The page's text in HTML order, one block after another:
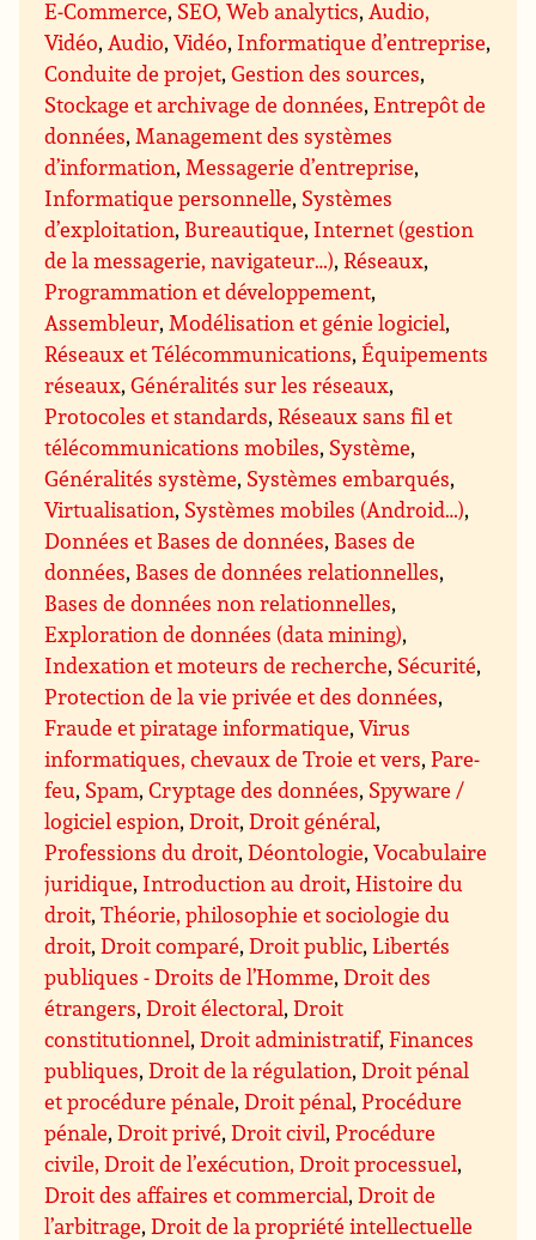
E-Commerce, SEO, Web analytics, Audio,
Vidéo, Audio,Vidéo, Informatique d’entreprise,
Conduite de projet,Gestion des sources,
Stockage et archivage de données,Entrepôt de
données, Management des systèmes
d’information, Messagerie d’entreprise,
Informatique personnelle, Systèmes
d’exploitation, Bureautique, Internet (gestion
de la messagerie, navigateur…),Réseaux,
Programmation et développement,
Assembleur, Modélisation et génie logiciel,
Réseaux et Télécommunications,Équipements
réseaux,Généralités sur les réseaux,
Protocoles et standards,Réseaux sans fil et
télécommunications mobiles, Système,
Généralités système, Systèmes embarqués,
Virtualisation, Systèmes mobiles (Android…),
Données et Bases de données, Bases de
données, Bases de données relationnelles,
Bases de données non relationnelles,
Exploration de données (data mining),
Indexation et moteurs de recherche, Sécurité,
Protection de la vie privée et des données,
Fraude et piratage informatique,Virus
informatiques, chevaux de Troie et vers,Pare-
feu, Spam,Cryptage des données, Spyware /
logiciel espion,Droit,Droit général,
Professions du droit,Déontologie,Vocabulaire
juridique, Introduction au droit,Histoire du
droit,Théorie, philosophie et sociologie du
droit,Droit comparé,Droit public,Libertés
publiques - Droits de l’Homme,Droit des
étrangers,Droit électoral,Droit
constitutionnel,Droit administratif,Finances
publiques,Droit de la régulation,Droit pénal
et procédure pénale,Droit pénal,Procédure
pénale,Droit privé,Droit civil,Procédure
civile, Droit de l’exécution, Droit processuel,
Droit des affaires et commercial,Droit de
l’arbitrage,Droit de la propriété intellectuelle